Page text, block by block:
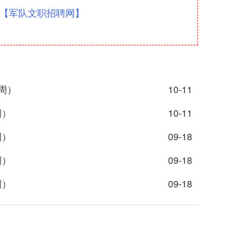
【军队文职招聘网】
10-11
10-11
09-18
09-18
09-18